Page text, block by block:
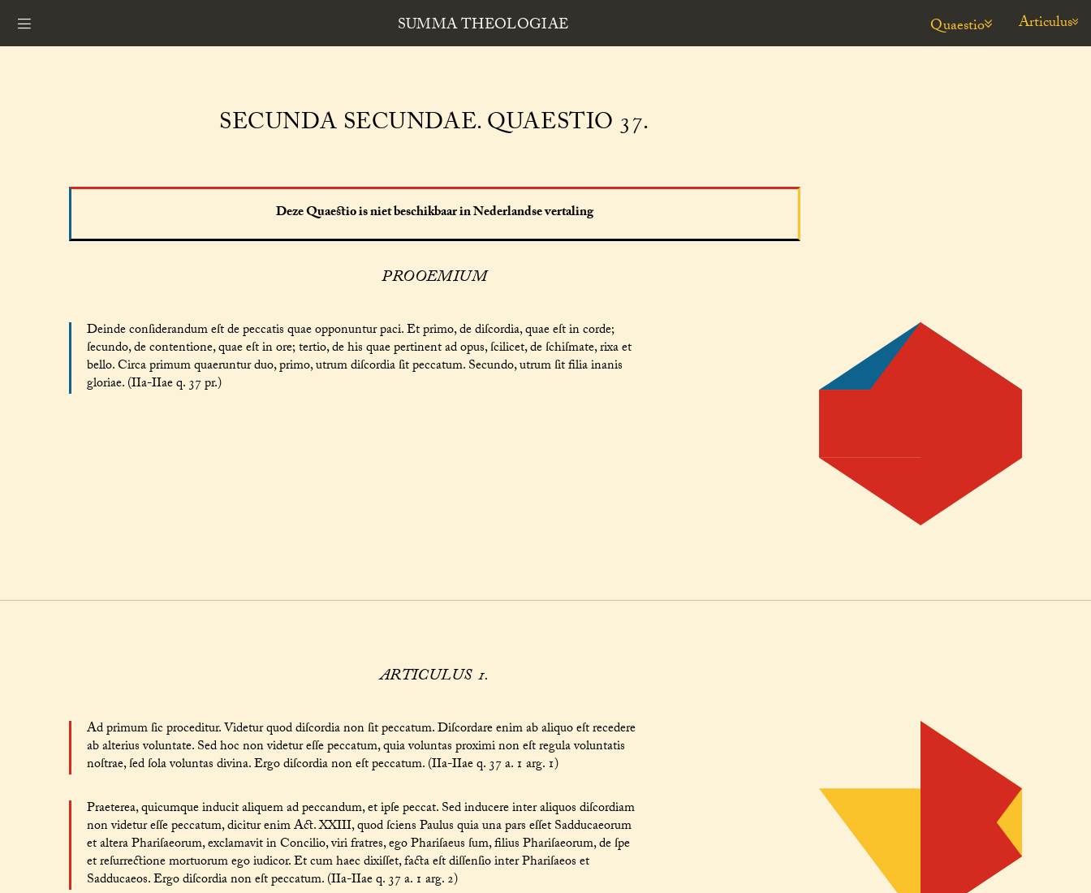
SUMMA THEOLOGIAE Quaestio Articulus
SECUNDA SECUNDAE. QUAESTIO 37.
Deze Quaestio is niet beschikbaar in Nederlandse vertaling
PROOEMIUM
Deinde conſiderandum eſt de peccatis quae opponuntur paci. Et primo, de diſcordia, quae eſt in corde;
ſecundo, de contentione, quae eſt in ore; tertio, de his quae pertinent ad opus, ſcilicet, de ſchiſmate, rixa et
bello. Circa primum quaeruntur duo, primo, utrum diſcordia ſit peccatum. Secundo, utrum ſit filia inanis
gloriae. (IIa-IIae q. 37 pr.)
ARTICULUS 1.
Ad primum ſic proceditur. Videtur quod diſcordia non ſit peccatum. Diſcordare enim ab aliquo eſt recedere
ab alterius voluntate. Sed hoc non videtur eſſe peccatum, quia voluntas proximi non eſt regula voluntatis
noſtrae, ſed ſola voluntas divina. Ergo diſcordia non eſt peccatum. (IIa-IIae q. 37 a. 1 arg. 1)
Praeterea, quicumque inducit aliquem ad peccandum, et ipſe peccat. Sed inducere inter aliquos diſcordiam
non videtur eſſe peccatum, dicitur enim Act. XXIII, quod ſciens Paulus quia una pars eſſet Sadducaeorum
et altera Phariſaeorum, exclamavit in Concilio, viri fratres, ego Phariſaeus ſum, filius Phariſaeorum, de ſpe
et reſurrectione mortuorum ego iudicor. Et cum haec dixiſſet, facta eſt diſſenſio inter Phariſaeos et
Sadducaeos. Ergo diſcordia non eſt peccatum. (IIa-IIae q. 37 a. 1 arg. 2)